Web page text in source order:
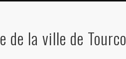
de la ville de